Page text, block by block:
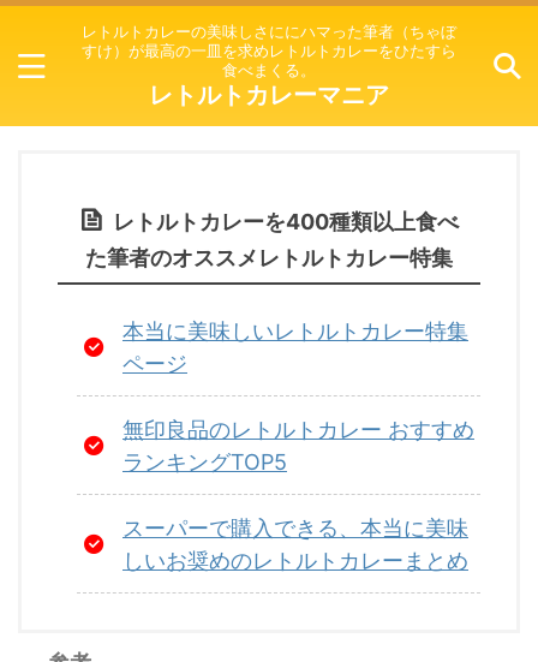
レトルトカレーの美味しさににハマった筆者（ちゃぼ
すけ）が最高の一皿を求めレトルトカレーをひたすら
食べまくる。
レトルトカレーマニア
レトルトカレーを400種類以上食べ
た筆者のオススメレトルトカレー特集
本当に美味しいレトルトカレー特集
ページ
無印良品のレトルトカレー おすすめ
ランキングTOP5
スーパーで購入できる、本当に美味
しいお奨めのレトルトカレーまとめ